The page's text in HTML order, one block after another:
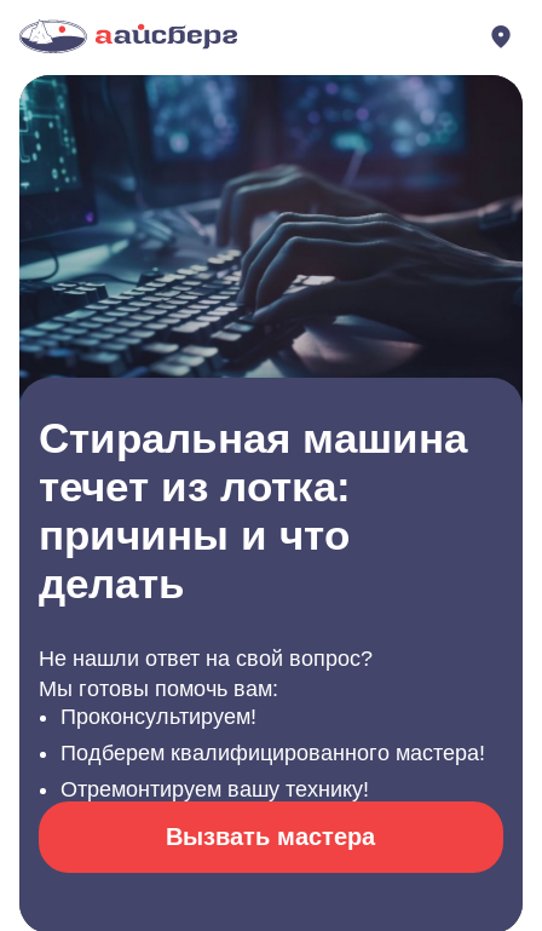
Стиральная машина
течет из лотка:
причины и что
делать
Не нашли ответ на свой вопрос?
Мы готовы помочь вам:
Проконсультируем!
Подберем квалифицированного мастера!
Отремонтируем вашу технику!
Вызвать мастера